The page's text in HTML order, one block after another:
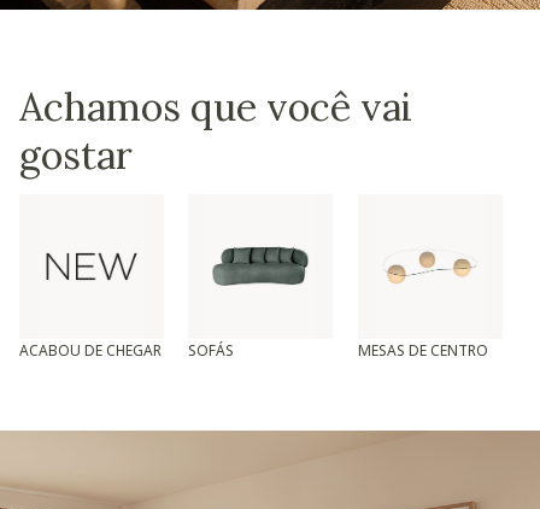
Achamos que você vai
gostar
ACABOU DE CHEGAR SOFÁS MESAS DE CENTRO